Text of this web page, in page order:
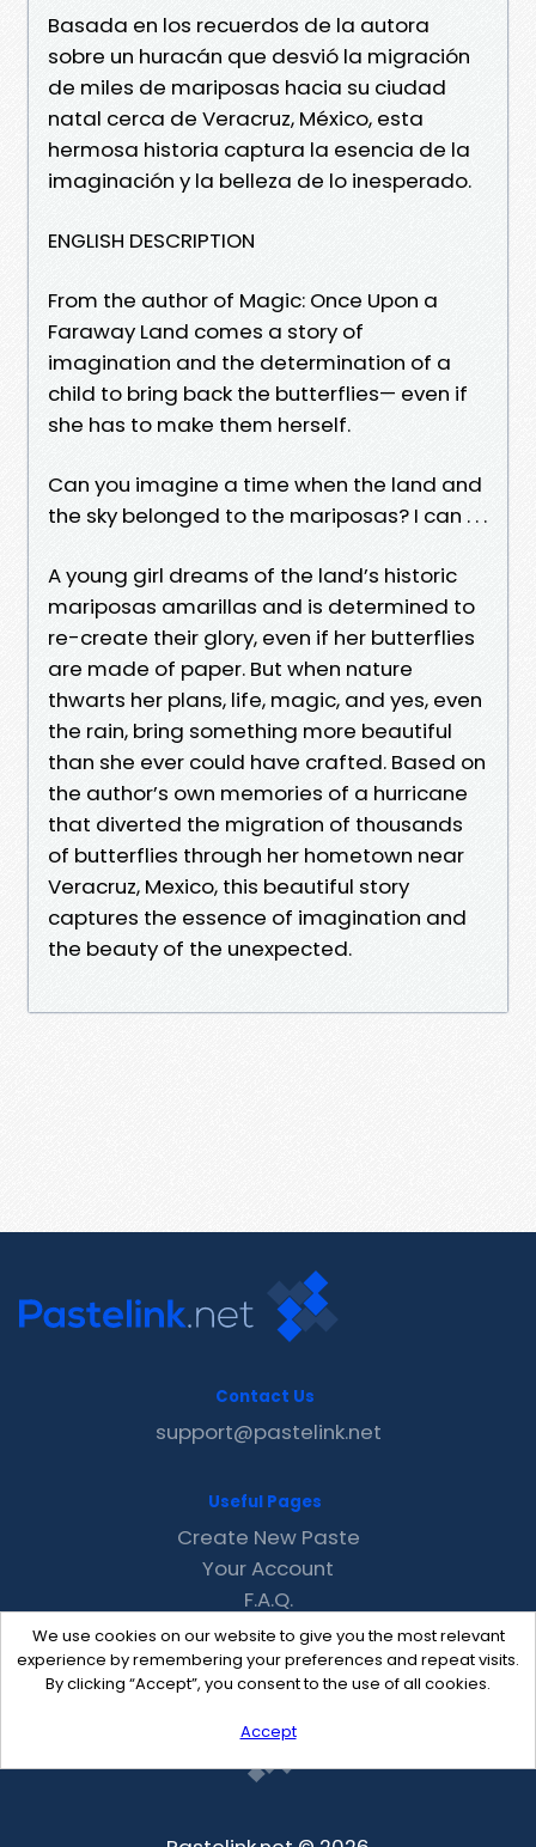
Basada en los recuerdos de la autora
sobre un huracán que desvió la migración
de miles de mariposas hacia su ciudad
natal cerca de Veracruz, México, esta
hermosa historia captura la esencia de la
imaginación y la belleza de lo inesperado.
ENGLISH DESCRIPTION
From the author of Magic: Once Upon a
Faraway Land comes a story of
imagination and the determination of a
child to bring back the butterflies— even if
she has to make them herself.
Can you imagine a time when the land and
the sky belonged to the mariposas? I can . . .
A young girl dreams of the land’s historic
mariposas amarillas and is determined to
re-create their glory, even if her butterflies
are made of paper. But when nature
thwarts her plans, life, magic, and yes, even
the rain, bring something more beautiful
than she ever could have crafted. Based on
the author’s own memories of a hurricane
that diverted the migration of thousands
of butterflies through her hometown near
Veracruz, Mexico, this beautiful story
captures the essence of imagination and
the beauty of the unexpected.
We use cookies on our website to give you the most relevant
experience by remembering your preferences and repeat visits.
By clicking “Accept”, you consent to the use of all cookies.
Accept
Contact Us
support@pastelink.net
Useful Pages
Create New Paste
Your Account
F.A.Q.
Recent
Contact